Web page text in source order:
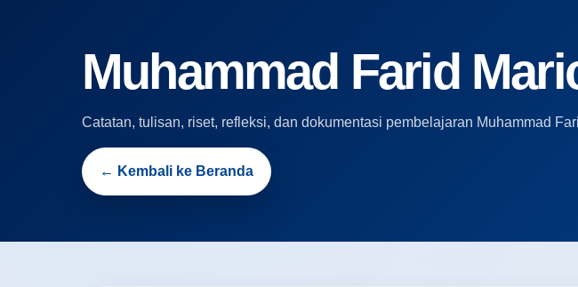
Muhammad Farid
Catatan, tulisan, riset, refleksi, dan dokumentasi pembelajaran Muhammad
← Kembali ke Beranda